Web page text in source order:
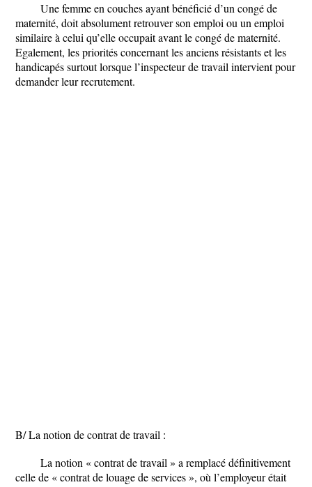
Une femme en couches ayant bénéficié d’un congé de
maternité, doit absolument retrouver son emploi ou un emploi
similaire à celui qu’elle occupait avant le congé de maternité.
Egalement, les priorités concernant les anciens résistants et les
handicapés surtout lorsque l’inspecteur de travail intervient pour
demander leur recrutement.
B/ La notion de contrat de travail :
La notion « contrat de travail » a remplacé définitivement
celle de « contrat de louage de services », où l’employeur était